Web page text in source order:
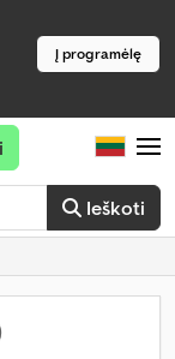
Į programėlę
Ieškoti